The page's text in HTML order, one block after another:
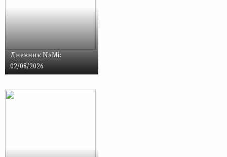
Дневник NaMi:
02/08/2026